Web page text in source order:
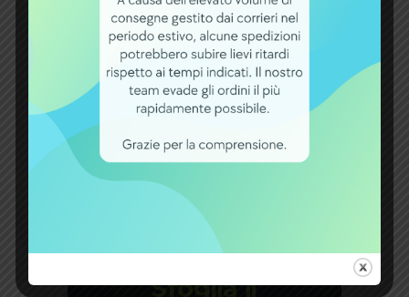
BATTERIE EBIKE PRODOTTO DEL MESE
Bianchi Phylion BN21 Batteria 36V
174,5Ah 630Wh Per T-Tronik –
Motore Oli, Nero
499,00€
Sfoglia il